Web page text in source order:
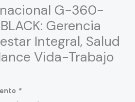
G-360-
Gerencia
Integral, Salud
Vida-Trabajo
*